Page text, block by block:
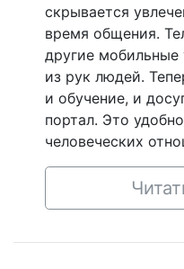
скрывается
время общения.
другие мобильные
из рук людей.
и обучение, и
портал. Это
человеческих